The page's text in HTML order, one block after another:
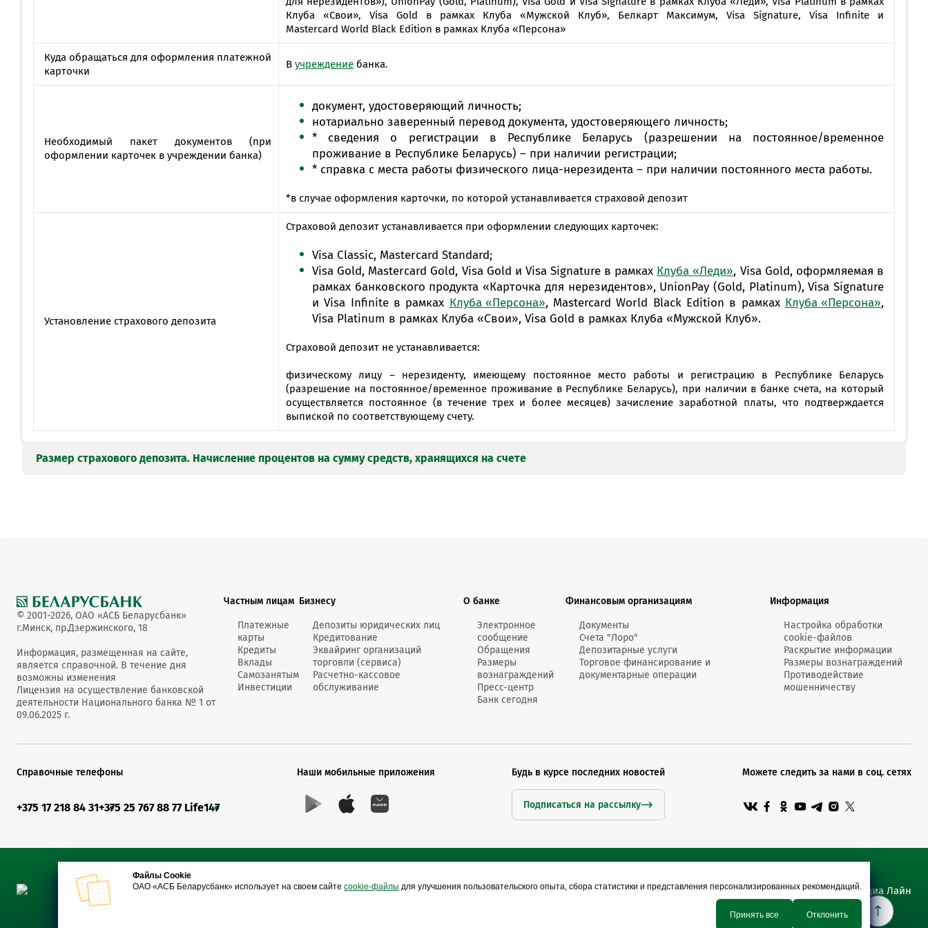
Онлайн-консультант:
Спросить онлайн
Контакт-центр
Контакты
телефона Visa
Подробнее
Клуба «Свои», Visa Gold в рамках Клуба «Мужской Клуб», Белкарт Максимум, Visa Signature, Visa Infinite и
Mastercard World Black Edition в рамках Клуба «Персона»
Куда обращаться для оформления платежной
карточки
В учреждение банка.
Необходимый пакет документов (при
оформлении карточек в учреждении банка)
документ, удостоверяющий личность;
нотариально заверенный перевод документа, удостоверяющего личность;
* сведения о регистрации в Республике Беларусь (разрешении на постоянное/временное
проживание в Республике Беларусь) – при наличии регистрации;
* справка с места работы физического лица-нерезидента – при наличии постоянного места работы.
*в случае оформления карточки, по которой устанавливается страховой депозит
Установление страхового депозита
Страховой депозит устанавливается при оформлении следующих карточек:
Visa Classic, Masterсard Standard;
Visa Gold, Masterсard Gold, Visa Gold и Visa Signature в рамках Клуба «Леди», Visa Gold, оформляемая в
рамках банковского продукта «Карточка для нерезидентов», UnionPay (Gold, Platinum), Visa Signature
и Visa Infinite в рамках Клуба «Персона», Mastercard World Black Edition в рамках Клуба «Персона»,
Visa Platinum в рамках Клуба «Свои», Visa Gold в рамках Клуба «Мужской Клуб».
Страховой депозит не устанавливается:
физическому лицу – нерезиденту, имеющему постоянное место работы и регистрацию в Республике Беларусь
(разрешение на постоянное/временное проживание в Республике Беларусь), при наличии в банке счета, на который
осуществляется постоянное (в течение трех и более месяцев) зачисление заработной платы, что подтверждается
выпиской по соответствующему счету.
Размер страхового депозита. Начисление процентов на сумму средств, хранящихся на счете
№ п/п Наименование операции MasterCard Standard, Visa Classic
Счет клиента в USD Счет клиента в EUR Счет клиента в BYN
1. Страховой депозит на одну карточку:
1.1.
физического лица – нерези­дента, не имеющего
постоян­ного места работы и (или) регистрации в
Республике Беларусь (разрешения на постоянное/
1.2.
Республике Беларусь (разрешение на постоянное/
150 USD 150 EUR 11000 RUB 325 BYN
% годовых
3
Штраф за нарушение правил пользования
карточкой (помимо возмещения причиненного
1 1 1 1
© 2001-2026, ОАО «АСБ Беларусбанк»
г.Минск, пр.Дзержинского, 18
Информация, размещенная на сайте,
является справочной. В течение дня
возможны изменения
Лицензия на осуществление банковской
деятельности Национального банка № 1 от
09.06.2025 г.
Частным лицам
Платежные
карты
Кредиты
Вклады
Самозанятым
Инвестиции
Бизнесу
Депозиты юридических лиц
Кредитование
Эквайринг организаций
торговли (сервиса)
Расчетно-кассовое
обслуживание
О банке
Электронное
сообщение
Обращения
Размеры
вознаграждений
Пресс-центр
Банк сегодня
Финансовым организациям
Документы
Счета "Лоро"
Депозитарные услуги
Торговое финансирование и
документарные операции
Информация
Настройка обработки
cookie-файлов
Раскрытие информации
Размеры вознаграждений
Противодействие
мошенничеству
Справочные телефоны
+375 17 218 84 31+375 25 767 88 77 Life147
Наши мобильные приложения Будь в курсе последних новостей
Подписаться на рассылку
Можете следить за нами в соц. сетях
Сайты Беларусбанка Сайт разработан Медиа Лайн
Файлы Cookie
ОАО «АСБ Беларусбанк» использует на своем сайте cookie-файлы для улучшения пользовательского опыта, сбора статистики и представления персонализированных рекомендаций.
Принять все Отклонить